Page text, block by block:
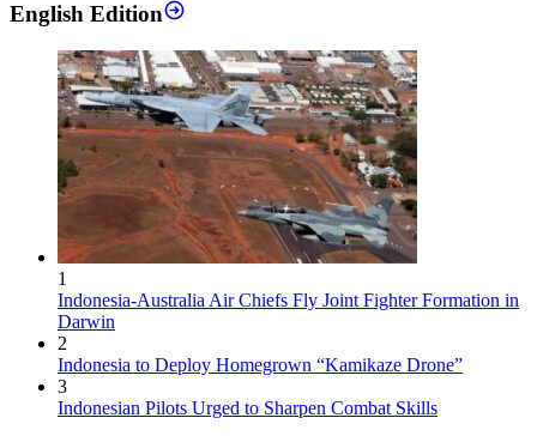
English Edition
1
Indonesia-Australia Air Chiefs Fly Joint Fighter Formation in
Darwin
2
Indonesia to Deploy Homegrown “Kamikaze Drone”
3
Indonesian Pilots Urged to Sharpen Combat Skills